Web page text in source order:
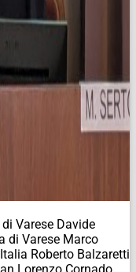
Varese Davide
di Varese Marco
Roberto Balzaretti
Lorenzo Cornado.